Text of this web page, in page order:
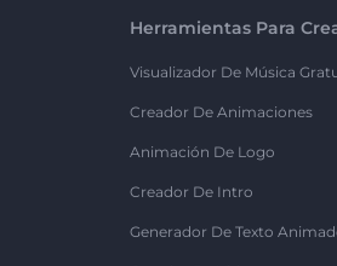
Herramientas Para
Visualizador De Música
Creador De Animaciones
Animación De Logo
Creador De Intro
Generador De Texto